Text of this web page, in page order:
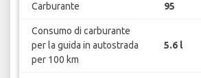
Carburante 95
Consumo di carburante
per la guida in autostrada
per 100 km
5.6 l